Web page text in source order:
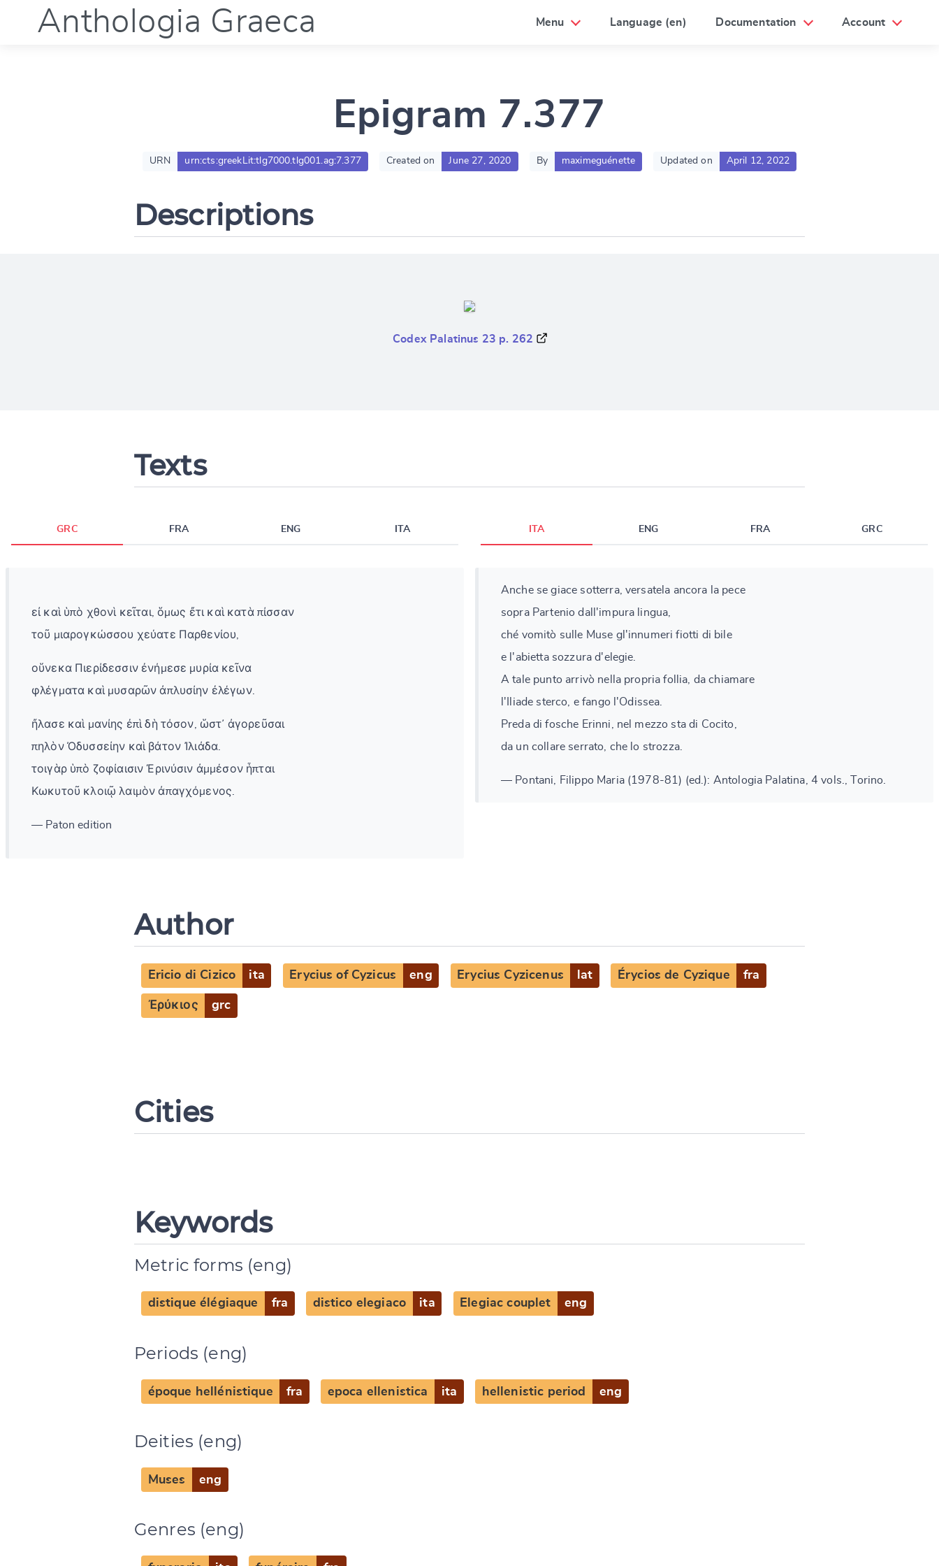
Anthologia Graeca Menu Language (en) Documentation Account
Epigram 7.377
URN urn:cts:greekLit:tlg7000.tlg001.ag:7.377 Created on June 27, 2020 By maximeguénette Updated on April 12, 2022
Descriptions
Codex Palatinus 23 p. 262
Texts
GRC FRA ENG ITA
εἰ καὶ ὑπὸ χθονὶ κεῖται, ὅμως ἔτι καὶ κατὰ πίσσαν
τοῦ μιαρογκώσσου χεύατε Παρθενίου,
οὕνεκα Πιερίδεσσιν ἐνήμεσε μυρία κεῖνα
φλέγματα καὶ μυσαρῶν ἀπλυσίην ἐλέγων.
ἤλασε καὶ μανίης ἐπὶ δὴ τόσον, ὥστ᾽ ἀγορεῦσαι
πηλὸν Ὀδυσσείην καὶ βάτον Ἰλιάδα.
τοιγὰρ ὑπὸ ζοφίαισιν Ἐρινύσιν ἀμμέσον ἧπται
Κωκυτοῦ κλοιῷ λαιμὸν ἀπαγχόμενος.
— Paton edition
ITA ENG FRA GRC
Anche se giace sotterra, versatela ancora la pece
sopra Partenio dall'impura lingua,
ché vomitò sulle Muse gl'innumeri fiotti di bile
e l'abietta sozzura d'elegie.
A tale punto arrivò nella propria follia, da chiamare
l'Iliade sterco, e fango l'Odissea.
Preda di fosche Erinni, nel mezzo sta di Cocito,
da un collare serrato, che lo strozza.
— Pontani, Filippo Maria (1978-81) (ed.): Antologia Palatina, 4 vols., Torino.
Author
Ericio di Cizico ita Erycius of Cyzicus eng Erycius Cyzicenus lat Érycios de Cyzique fra
Ἐρύκιος grc
Cities
Keywords
Metric forms (eng)
distique élégiaque fra distico elegiaco ita Elegiac couplet eng
Periods (eng)
époque hellénistique fra epoca ellenistica ita hellenistic period eng
Deities (eng)
Muses eng
Genres (eng)